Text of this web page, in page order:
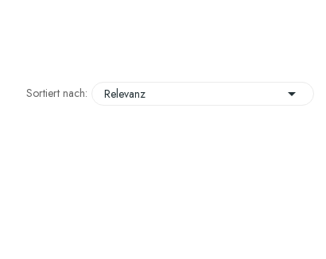
Sortiert nach: Relevanz 